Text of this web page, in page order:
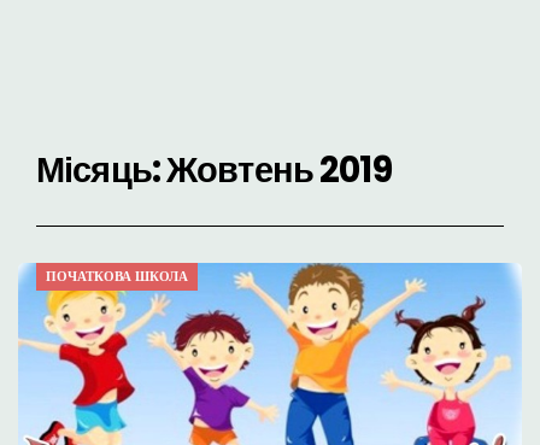
Місяць:Жовтень 2019
ПОЧАТКОВА ШКОЛА